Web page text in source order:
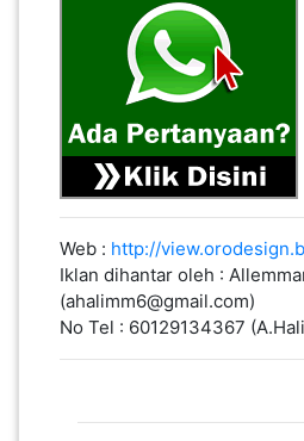
Web : http://
Iklan dihantar oleh :
(ahalimm6@gmail.com)
No Tel : 60129134367
MALAYSIA(82)
INDONESIA(1)
SINGAPORE(0)
BRUNEI(0)